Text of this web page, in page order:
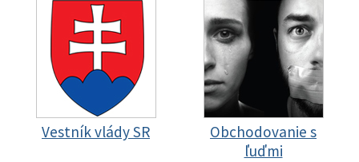
Vestník vlády SR
Obchodovanie s
ľuďmi